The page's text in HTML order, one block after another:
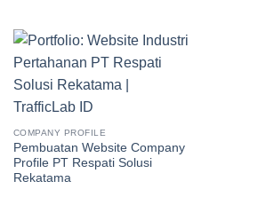
COMPANY PROFILE
Pembuatan Website Company
Profile PT Respati Solusi
Rekatama